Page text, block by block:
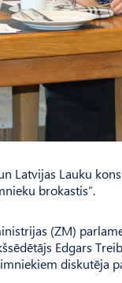
Latvijas Lauku
brokastis”.
(ZM)
Edgars
diskutēja